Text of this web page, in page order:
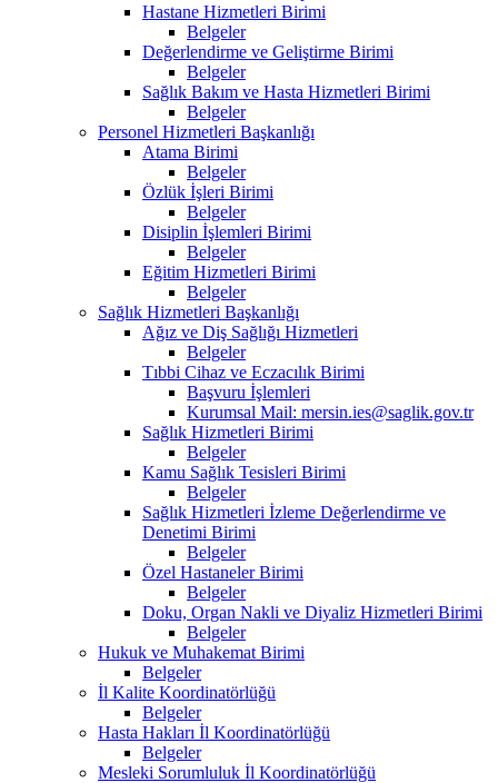
Hastane Hizmetleri Birimi
Belgeler
Değerlendirme ve Geliştirme Birimi
Belgeler
Sağlık Bakım ve Hasta Hizmetleri Birimi
Belgeler
Personel Hizmetleri Başkanlığı
Atama Birimi
Belgeler
Özlük İşleri Birimi
Belgeler
Disiplin İşlemleri Birimi
Belgeler
Eğitim Hizmetleri Birimi
Belgeler
Sağlık Hizmetleri Başkanlığı
Ağız ve Diş Sağlığı Hizmetleri
Belgeler
Tıbbi Cihaz ve Eczacılık Birimi
Başvuru İşlemleri
Kurumsal Mail: mersin.ies@saglik.gov.tr
Sağlık Hizmetleri Birimi
Belgeler
Kamu Sağlık Tesisleri Birimi
Belgeler
Sağlık Hizmetleri İzleme Değerlendirme ve
Denetimi Birimi
Belgeler
Özel Hastaneler Birimi
Belgeler
Doku, Organ Nakli ve Diyaliz Hizmetleri Birimi
Belgeler
Hukuk ve Muhakemat Birimi
Belgeler
İl Kalite Koordinatörlüğü
Belgeler
Hasta Hakları İl Koordinatörlüğü
Belgeler
Mesleki Sorumluluk İl Koordinatörlüğü